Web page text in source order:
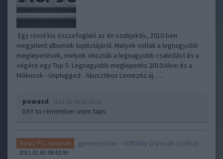
Egy rövid kis összefoglaló az én szubjektív, 2010-ben
megjelent albumok toplistájáról. Melyek voltak a legnagyobb
meglepetések, melyek okozták a legnagyobb csalódást és a
végére egy Top 5. Legnagyobb meglepetés 2010:Alvin és a
Mókusok - Unplugged - Akusztikus LemezAz új…..
powasd 2011.01.09 01:10:33
DAY to remember izom taps
Rossz PC Juniorok gamesystem - COD4 by űrpocok (2.rész)
2011.01.03 08:42:00